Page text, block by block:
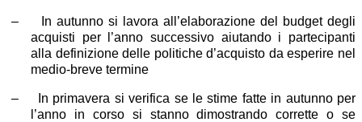
–
In autunno si lavora all’elaborazione del budget degli
acquisti per l’anno successivo aiutando i partecipanti
alla definizione delle politiche d’acquisto da esperire nel
medio-breve termine
–
In primavera si verifica se le stime fatte in autunno per
l’anno in corso si stanno dimostrando corrette o se